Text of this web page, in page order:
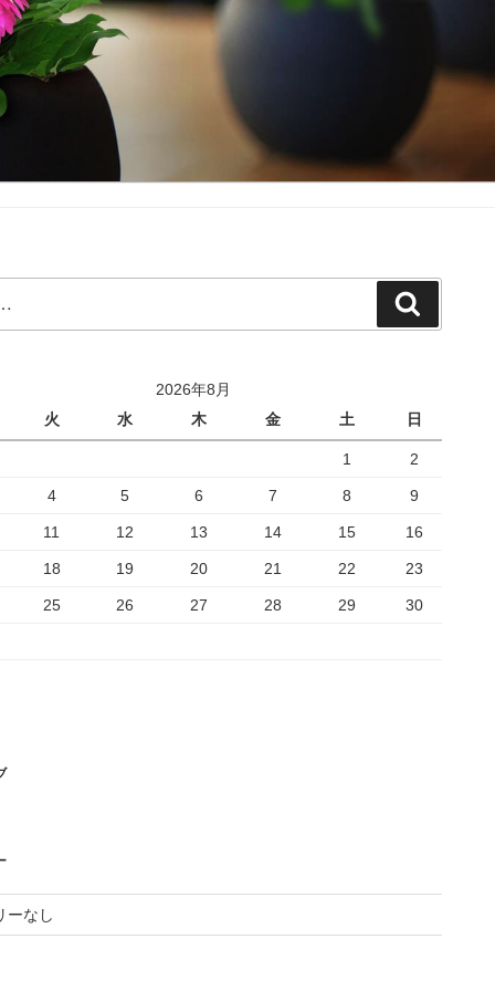
索
2026年8月
火 水 木 金 土 日
1 2
4 5 6 7 8 9
11 12 13 14 15 16
18 19 20 21 22 23
25 26 27 28 29 30
ーなし